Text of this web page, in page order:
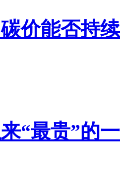
价能否持
“最贵”的